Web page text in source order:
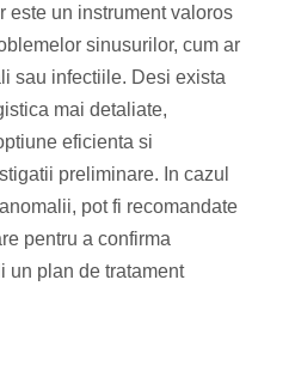
este un instrument valoros
sinusurilor, cum ar
sau infectiile. Desi exista
mai detaliate,
eficienta si
preliminare. In cazul
pot fi recomandate
pentru a confirma
un plan de tratament